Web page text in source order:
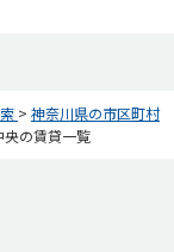
> 神奈川県の市区町村
央の賃貸一覧